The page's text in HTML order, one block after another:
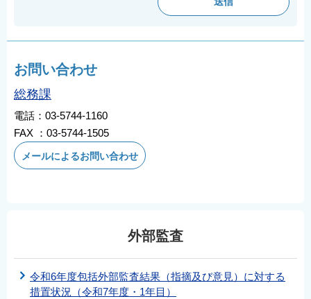
お問い合わせ
総務課
電話：03-5744-1160
FAX ：03-5744-1505
メールによるお問い合わせ
外部監査
令和6年度包括外部監査結果（指摘及び意見）に対する
措置状況（令和7年度・1年目）